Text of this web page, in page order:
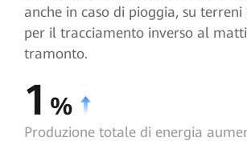
anche in caso di pioggia, su terreni
per il tracciamento inverso al
tramonto.
1 %
Produzione totale di energia